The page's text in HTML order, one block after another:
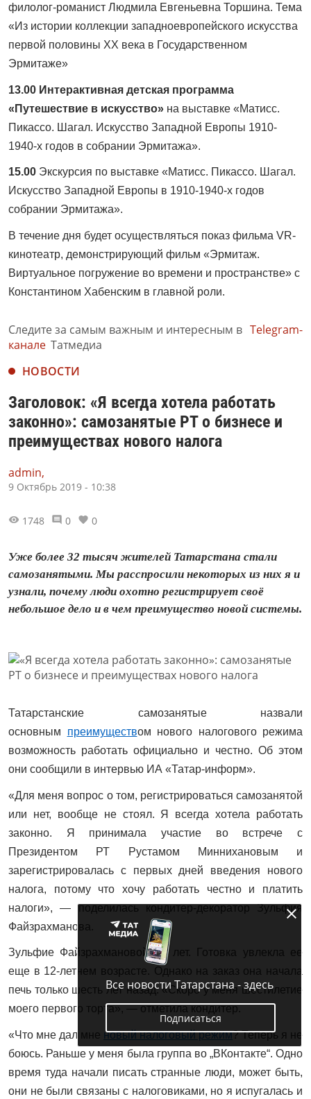
филолог-романист Людмила Евгеньевна Торшина. Тема
«Из истории коллекции западноевропейского искусства
первой половины XX века в Государственном
Эрмитаже»
13.00 Интерактивная детская программа
«Путешествие в искусство» на выставке «Матисс.
Пикассо. Шагал. Искусство Западной Европы 1910-
1940-х годов в собрании Эрмитажа».
15.00 Экскурсия по выставке «Матисс. Пикассо. Шагал.
Искусство Западной Европы в 1910-1940-х годов
собрании Эрмитажа».
В течение дня будет осуществляться показ фильма VR-
кинотеатр, демонстрирующий фильм «Эрмитаж.
Виртуальное погружение во времени и пространстве» с
Константином Хабенским в главной роли.
Следите за самым важным и интересным в Telegram-
канале Татмедиа
НОВОСТИ
Заголовок: «Я всегда хотела работать
законно»: самозанятые РТ о бизнесе и
преимуществах нового налога
admin,
9 Октябрь 2019 - 10:38
1748 0 0
Уже более 32 тысяч жителей Татарстана стали
самозанятыми. Мы расспросили некоторых из них я и
узнали, почему люди охотно регистрирует своё
небольшое дело и в чем преимущество новой системы.
Татарстанские самозанятые назвали
основным преимуществом нового налогового режима
возможность работать официально и честно. Об этом
они сообщили в интервью ИА «Татар-информ».
«Для меня вопрос о том, регистрироваться самозанятой
или нет, вообще не стоял. Я всегда хотела работать
законно. Я принимала участие во встрече с
Президентом РТ Рустамом Миннихановым и
зарегистрировалась с первых дней введения нового
налога, потому что хочу работать честно и платить
налоги», — поделилась кондитер-декоратор Зульфия
Файзрахманова.
Зульфие Файзрахмановой 57 лет. Готовка увлекла ее
еще в 12-летнем возрасте. Однако на заказ она начала
печь только шесть лет назад. «Скоро у меня шестилетие
моего первого торта», — отметила кондитер.
«Что мне дал мне новый налоговый режим? Теперь я не
боюсь. Раньше у меня была группа во „ВКонтакте“. Одно
время туда начали писать странные люди, может быть,
они не были связаны с налоговиками, но я испугалась и
Все новости Татарстана - здесь
Подписаться